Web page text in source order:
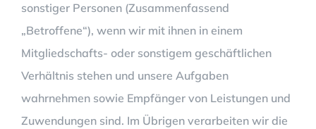
sonstiger Personen (Zusammenfassend
„Betroffene“), wenn wir mit ihnen in einem
Mitgliedschafts- oder sonstigem geschäftlichen
Verhältnis stehen und unsere Aufgaben
wahrnehmen sowie Empfänger von Leistungen und
Zuwendungen sind. Im Übrigen verarbeiten wir die